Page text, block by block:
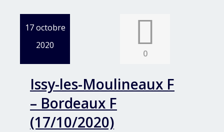
17 octobre
2020
0
Issy-les-Moulineaux F
– Bordeaux F
(17/10/2020)